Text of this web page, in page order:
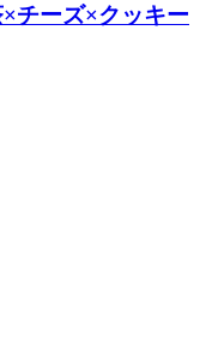
チーズ×クッキー